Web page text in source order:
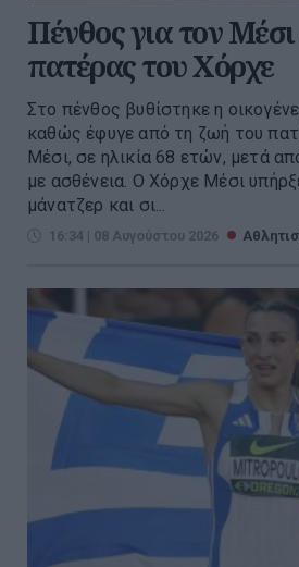
Πένθος για τον
πατέρας του Χόρχε
Στο πένθος βυθίστηκε η
καθώς έφυγε από τη ζωή του
Μέσι, σε ηλικία 68 ετών, μετά
με ασθένεια. Ο Χόρχε Μέσι
μάνατζερ και σι...
16:34 | 08 Αυγούστου 2026